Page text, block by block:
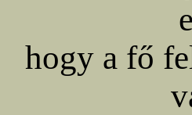
hogy a fő